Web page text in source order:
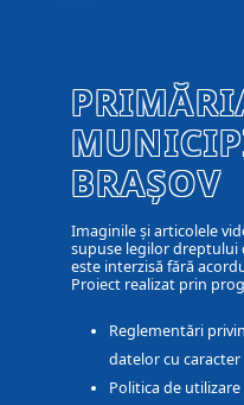
BRAȘOV
Imaginile și articolele
supuse legilor dreptului
este interzisă fără
Proiect realizat prin
Reglementări
datelor cu
Politica de